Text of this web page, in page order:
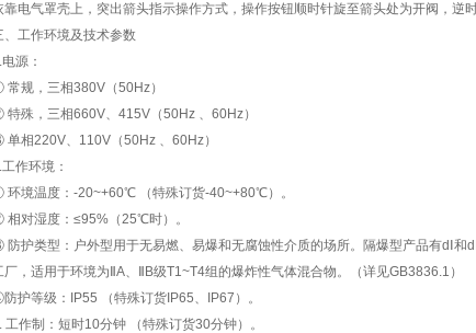
靠电气罩壳上，突出箭头指示操作方式，操作按钮顺时针旋至箭头处为开阀，逆
、工作环境及技术参数
电源：
规，三相380V（50Hz）
特殊，三相660V、415V（50Hz 、60Hz）
单相220V、110V（50Hz 、60Hz）
作环境：
环境温度：-20~+60℃ （特殊订货-40~+80℃）。
相对湿度：≤95%（25℃时）。
护类型：户外型用于无易燃、易爆和无腐蚀性介质的场所。隔爆型产品有dⅠ和
厂，适用于环境为ⅡA、ⅡB级T1~T4组的爆炸性气体混合物。（详见GB3836.1）
护等级：IP55 （特殊订货IP65、IP67）。
工作制：短时10分钟 （特殊订货30分钟）。